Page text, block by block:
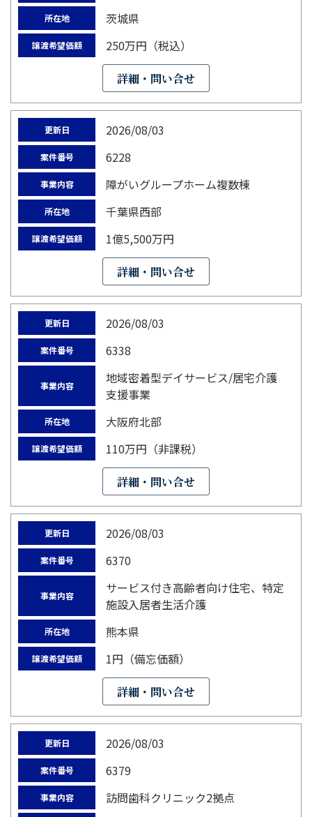
所在地 茨城県
譲渡希望価額 250万円（税込）
詳細・問い合せ
更新日 2026/08/03
案件番号 6228
事業内容 障がいグループホーム複数棟
所在地 千葉県西部
譲渡希望価額 1億5,500万円
詳細・問い合せ
更新日 2026/08/03
案件番号 6338
事業内容
地域密着型デイサービス/居宅介護
支援事業
所在地 大阪府北部
譲渡希望価額 110万円（非課税）
詳細・問い合せ
更新日 2026/08/03
案件番号 6370
事業内容
サービス付き高齢者向け住宅、特定
施設入居者生活介護
所在地 熊本県
譲渡希望価額 1円（備忘価額）
詳細・問い合せ
更新日 2026/08/03
案件番号 6379
事業内容
訪問歯科クリニック2拠点